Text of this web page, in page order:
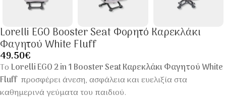
Lorelli EGO Booster Seat Φορητό Καρεκλάκι
Φαγητού White Fluff
49.50€
Το Lorelli EGO 2 in 1 Booster Seat Καρεκλάκι Φαγητού White
Fluff προσφέρει άνεση, ασφάλεια και ευελιξία στα
καθημερινά γεύματα του παιδιού.